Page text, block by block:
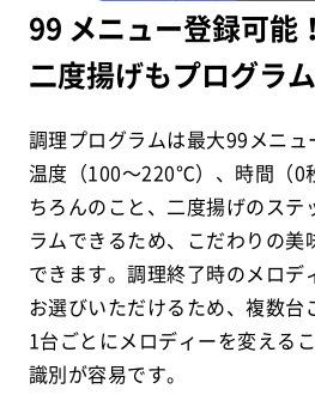
99 メニュー登録可能！
二度揚げもプログラ
調理プログラムは最大99メニ
温度（100～220℃）、時間（0
ちろんのこと、二度揚げのステ
ラムできるため、こだわりの美
できます。調理終了時のメロデ
お選びいただけるため、複数台
1台ごとにメロディーを変える
識別が容易です。